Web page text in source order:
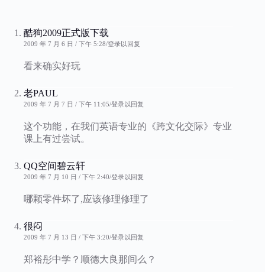
酷狗2009正式版下载
2009 年 7 月 6 日 / 下午 5:28 登录以回复
看来确实好玩
老PAUL
2009 年 7 月 7 日 / 下午 11:05 登录以回复
这个功能，在我们英语专业的《跨文化交际》专业
课上有过尝试。
QQ空间碧云轩
2009 年 7 月 10 日 / 下午 2:40 登录以回复
哪颗零件坏了,应该修理修理了
很闷
2009 年 7 月 13 日 / 下午 3:20 登录以回复
郑裕彤中学？顺德大良那间么？